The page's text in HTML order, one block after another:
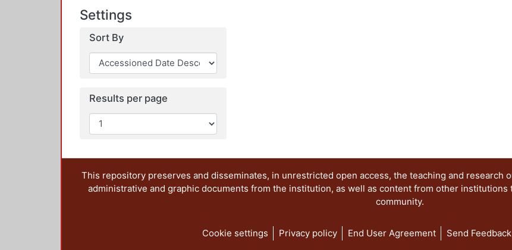
Settings
Sort By
Results per page
This repository preserves and disseminates, in unrestricted open access, the teaching and research
administrative and graphic documents from the institution, as well as content from other
community.
Cookie settings Privacy policy End User Agreement Send Feedback